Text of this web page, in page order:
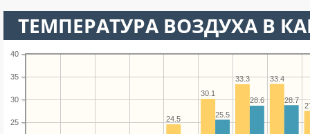
ТЕМПЕРАТУРА ВОЗДУХА В
25
30
35
40
33.4
33.3
30.1
24.5
28.7
28.6
25.5